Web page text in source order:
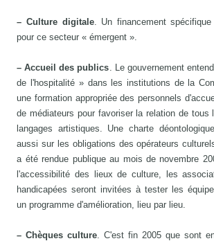
– Culture digitale. Un financement
pour ce secteur « émergent ».
– Accueil des publics . Le gouvernement
de l'hospitalité » dans les institutions de la
une formation appropriée des personnels
de médiateurs pour favoriser la relation de
langages artistiques. Une charte
aussi sur les obligations des opérateurs
a été rendue publique au mois de novembre
l'accessibilité des lieux de culture, les
handicapées seront invitées à tester les
un programme d'amélioration, lieu par lieu.
– Chèques culture . C'est fin 2005 que sont